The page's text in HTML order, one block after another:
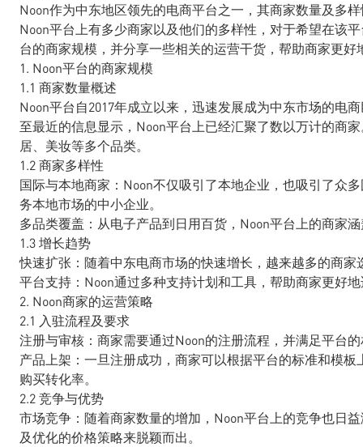
Noon作为中东地区领先的电商平台之一，其商家数量及多
Noon平台上有多少商家以及他们的多样性，对于希望在该
台的商家规模，并分享一些相关的运营干货，帮助商家更好
1. Noon平台的商家规模
1.1 商家数量概述
Noon平台自2017年成立以来，迅速发展成为中东市场的电
至最近的信息显示，Noon平台上已经汇聚了数以万计的商
居、美妆等多个品类。
1.2 商家多样性
国际与本地商家：Noon不仅吸引了本地企业，也吸引了众
务本地市场的中小企业。
多品类覆盖：从电子产品到日用百货，Noon平台上的商家
1.3 增长趋势
快速扩张：随着中东电商市场的快速增长，越来越多的商
平台支持：Noon通过多种支持计划和工具，帮助商家更好
2. Noon商家的运营策略
2.1 入驻流程及要求
注册与审核：商家需要通过Noon的注册流程，并满足平台
产品上架：一旦注册成功，商家可以根据平台的标准和模
购买转化率。
2.2 竞争与优势
市场竞争：随着商家数量的增加，Noon平台上的竞争也日
及优化的价格策略来脱颖而出。